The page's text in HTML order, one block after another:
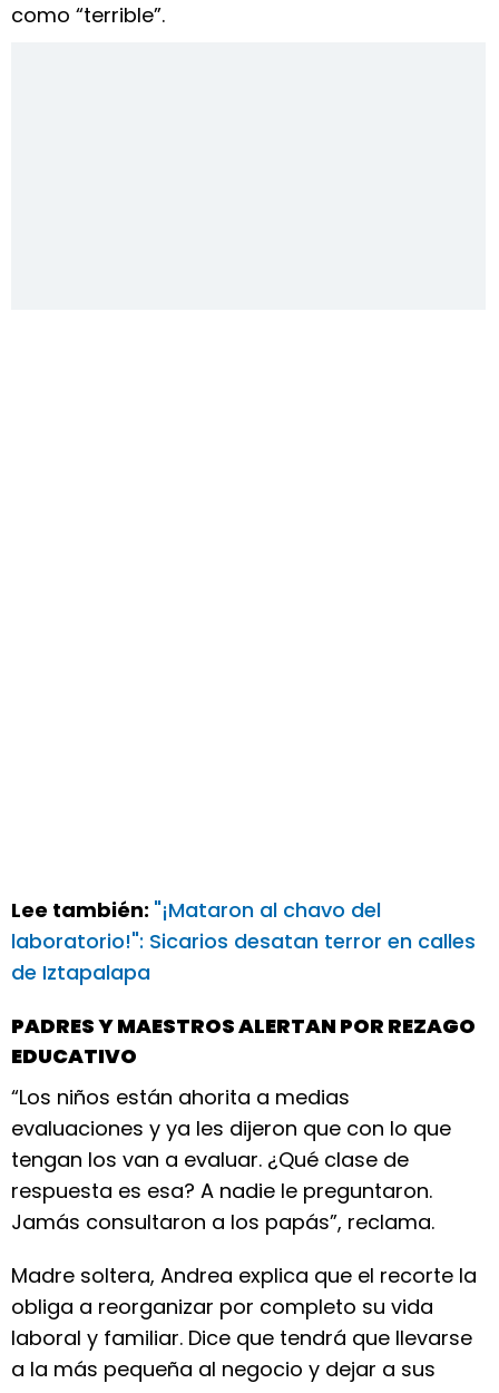
como “terrible”.
Lee también: "¡Mataron al chavo del
laboratorio!": Sicarios desatan terror en calles
de Iztapalapa
PADRES Y MAESTROS ALERTAN POR REZAGO
EDUCATIVO
“Los niños están ahorita a medias
evaluaciones y ya les dijeron que con lo que
tengan los van a evaluar. ¿Qué clase de
respuesta es esa? A nadie le preguntaron.
Jamás consultaron a los papás”, reclama.
Madre soltera, Andrea explica que el recorte la
obliga a reorganizar por completo su vida
laboral y familiar. Dice que tendrá que llevarse
a la más pequeña al negocio y dejar a sus